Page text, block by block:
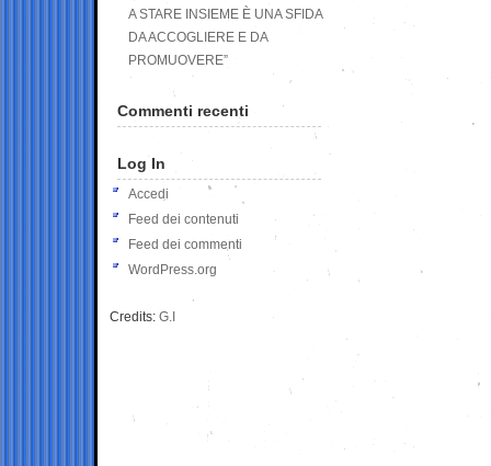
A STARE INSIEME È UNA SFIDA
DA ACCOGLIERE E DA
PROMUOVERE”
Commenti recenti
Log In
Accedi
Feed dei contenuti
Feed dei commenti
WordPress.org
Credits: G.I